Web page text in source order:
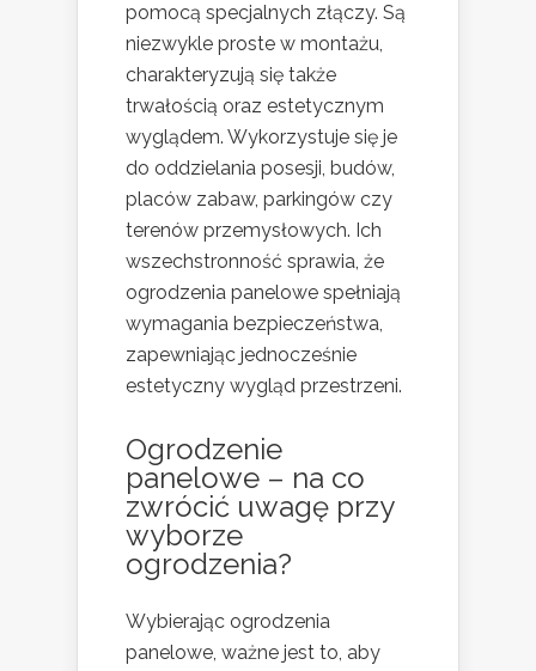
pomocą specjalnych złączy. Są
niezwykle proste w montażu,
charakteryzują się także
trwałością oraz estetycznym
wyglądem. Wykorzystuje się je
do oddzielania posesji, budów,
placów zabaw, parkingów czy
terenów przemysłowych. Ich
wszechstronność sprawia, że
ogrodzenia panelowe spełniają
wymagania bezpieczeństwa,
zapewniając jednocześnie
estetyczny wygląd przestrzeni.
Ogrodzenie
panelowe – na co
zwrócić uwagę przy
wyborze
ogrodzenia?
Wybierając ogrodzenia
panelowe, ważne jest to, aby